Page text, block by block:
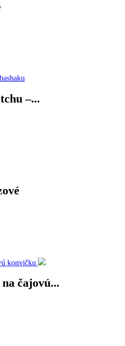
–...
čajovú...